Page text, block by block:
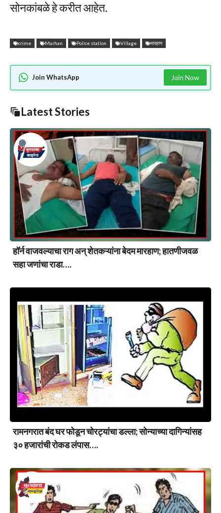
सोनकांबळे हे करीत आहेत.
crime Marhan Police station Village मारहाण
Join WhatsApp Join Now
Latest Stories
हॉर्न वाजवल्याचा राग अन् शेतकऱ्यांना बेदम मारहाण; हातणीजवळ
सहा जणांचा राडा….
रामनगरात बंद घर फोडून चोरट्यांचा डल्ला; सोन्याच्या दागिन्यांसह
३० हजारांची रोकड लंपास….